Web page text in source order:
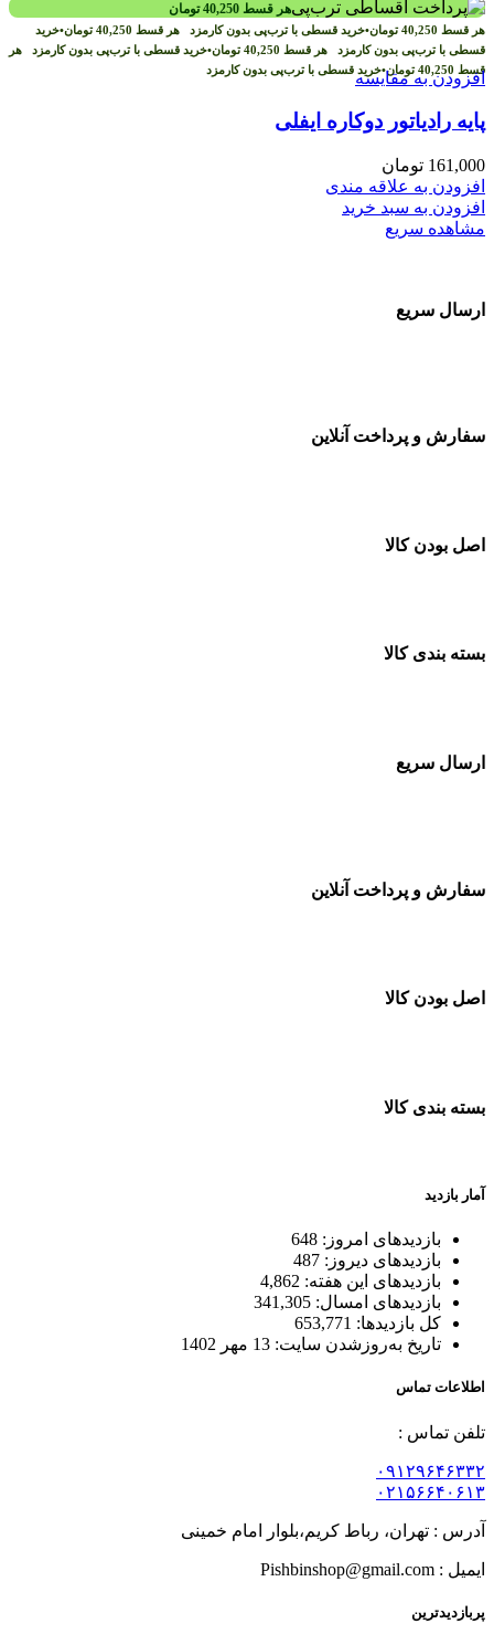
هر قسط 40,250 تومان
هر قسط 40,250 تومان•خرید قسطی با ترب‌پی بدون کارمزد هر قسط 40,250 تومان•خرید
قسطی با ترب‌پی بدون کارمزد هر قسط 40,250 تومان•خرید قسطی با ترب‌پی بدون کارمزد هر
قسط 40,250 تومان•خرید قسطی با ترب‌پی بدون کارمزدافزودن به مقایسه
پایه رادیاتور دوکاره ایفلی
161,000 تومان
افزودن به علاقه مندی
افزودن به سبد خرید
مشاهده سریع
ارسال سریع
سفارش و پرداخت آنلاین
اصل بودن کالا
بسته بندی کالا
ارسال سریع
سفارش و پرداخت آنلاین
اصل بودن کالا
بسته بندی کالا
آمار بازدید
بازدیدهای امروز: 648
بازدیدهای دیروز: 487
بازدیدهای این هفته: 4,862
بازدیدهای امسال: 341,305
کل بازدیدها: 653,771
تاریخ به‌روزشدن سایت: 13 مهر 1402
اطلاعات تماس
تلفن تماس :
۰۹۱۲۹۶۴۶۳۳۲
۰۲۱۵۶۶۴۰۶۱۳
آدرس : تهران، رباط کریم،بلوار امام خمینی
ایمیل : Pishbinshop@gmail.com
پربازدیدترین